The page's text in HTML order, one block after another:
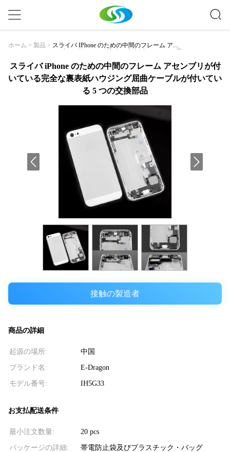
ホーム > 製品 > スライバ IPhone のための中間のフレーム アセ
ンブリが付いている完全な裏表紙ハウジング屈
スライバ iPhone のための中間のフレーム アセンブリが付
いている完全な裏表紙ハウジング屈曲ケーブルが付いてい
る 5 つの交換部品
接触の製造者
商品の詳細
起源の場所: 中国
ブランド名: E-Dragon
モデル番号: IH5G33
お支払配送条件
最小注文数量: 20 pcs
パッケージの詳細: 帯電防止袋及びプラスチック・バッグ